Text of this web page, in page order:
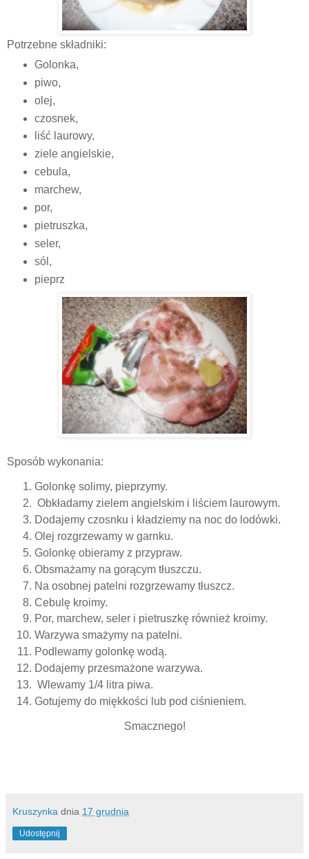
Potrzebne składniki:
Golonka,
piwo,
olej,
czosnek,
liść laurowy,
ziele angielskie,
cebula,
marchew,
por,
pietruszka,
seler,
sól,
pieprz
Sposób wykonania:
Golonkę solimy, pieprzymy.
Obkładamy zielem angielskim i liściem laurowym.
Dodajemy czosnku i kładziemy na noc do lodówki.
Olej rozgrzewamy w garnku.
Golonkę obieramy z przypraw.
Obsmażamy na gorącym tłuszczu.
Na osobnej patelni rozgrzewamy tłuszcz.
Cebulę kroimy.
Por, marchew, seler i pietruszkę również kroimy.
Warzywa smażymy na patelni.
Podlewamy golonkę wodą.
Dodajemy przesmażone warzywa.
Wlewamy 1/4 litra piwa.
Gotujemy do miękkości lub pod ciśnieniem.
Smacznego!
Kruszynka dnia 17 grudnia
Udostępnij